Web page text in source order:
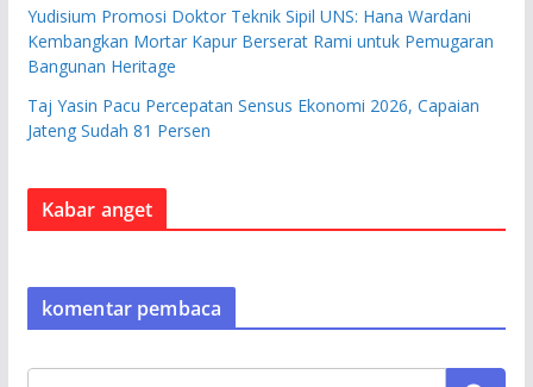
Yudisium Promosi Doktor Teknik Sipil UNS: Hana Wardani
Kembangkan Mortar Kapur Berserat Rami untuk Pemugaran
Bangunan Heritage
Taj Yasin Pacu Percepatan Sensus Ekonomi 2026, Capaian
Jateng Sudah 81 Persen
Kabar anget
komentar pembaca